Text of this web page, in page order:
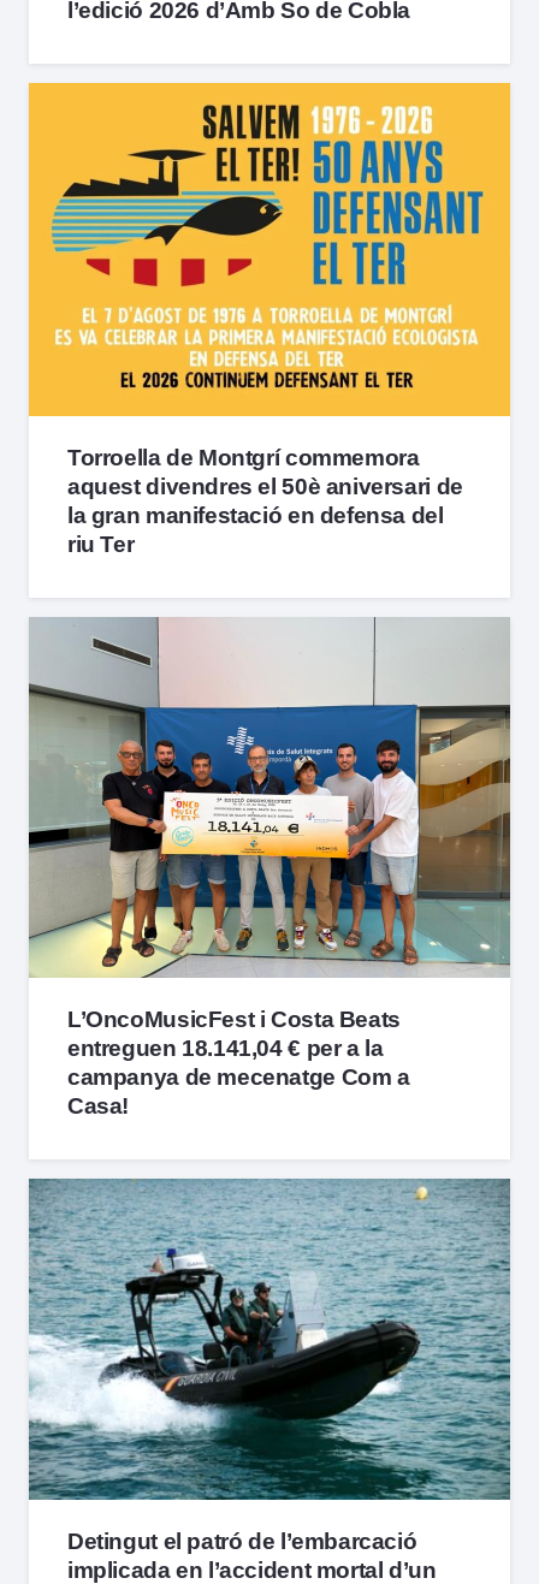
l’edició 2026 d’Amb So de Cobla
Torroella de Montgrí commemora
aquest divendres el 50è aniversari de
la gran manifestació en defensa del
riu Ter
L’OncoMusicFest i Costa Beats
entreguen 18.141,04 € per a la
campanya de mecenatge Com a
Casa!
Detingut el patró de l’embarcació
implicada en l’accident mortal d’un